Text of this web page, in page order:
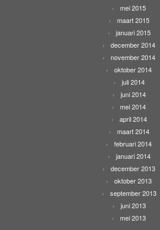
mei 2015
maart 2015
januari 2015
december 2014
november 2014
oktober 2014
juli 2014
juni 2014
mei 2014
april 2014
maart 2014
februari 2014
januari 2014
december 2013
oktober 2013
september 2013
juni 2013
mei 2013